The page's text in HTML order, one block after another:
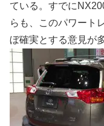
ている。すでに
らも、このパワート
ぼ確実とする意見が